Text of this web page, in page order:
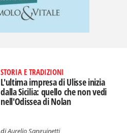
STORIA E TRADIZIONI
L'ultima impresa di Ulisse inizia
dalla Sicilia: quello che non vedi
nell'Odissea di Nolan
diAurelio Sanguinetti